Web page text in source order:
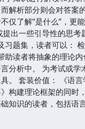
解析部分则会对答
了解“是什么”，更
出一些引导性的思
题集，读者可以：
读者将抽象的理论
分析中。 为考试或
。 套装价值： 《语
构建理论框架的同
知识的读者，包括